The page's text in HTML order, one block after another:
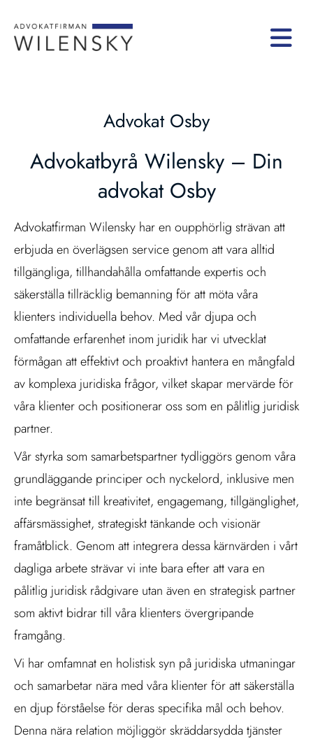
Advokat Osby
Advokatbyrå Wilensky – Din
advokat Osby
Advokatfirman Wilensky har en oupphörlig strävan att
erbjuda en överlägsen service genom att vara alltid
tillgängliga, tillhandahålla omfattande expertis och
säkerställa tillräcklig bemanning för att möta våra
klienters individuella behov. Med vår djupa och
omfattande erfarenhet inom juridik har vi utvecklat
förmågan att effektivt och proaktivt hantera en mångfald
av komplexa juridiska frågor, vilket skapar mervärde för
våra klienter och positionerar oss som en pålitlig juridisk
partner.
Vår styrka som samarbetspartner tydliggörs genom våra
grundläggande principer och nyckelord, inklusive men
inte begränsat till kreativitet, engagemang, tillgänglighet,
affärsmässighet, strategiskt tänkande och visionär
framåtblick. Genom att integrera dessa kärnvärden i vårt
dagliga arbete strävar vi inte bara efter att vara en
pålitlig juridisk rådgivare utan även en strategisk partner
som aktivt bidrar till våra klienters övergripande
framgång.
Vi har omfamnat en holistisk syn på juridiska utmaningar
och samarbetar nära med våra klienter för att säkerställa
en djup förståelse för deras specifika mål och behov.
Denna nära relation möjliggör skräddarsydda tjänster